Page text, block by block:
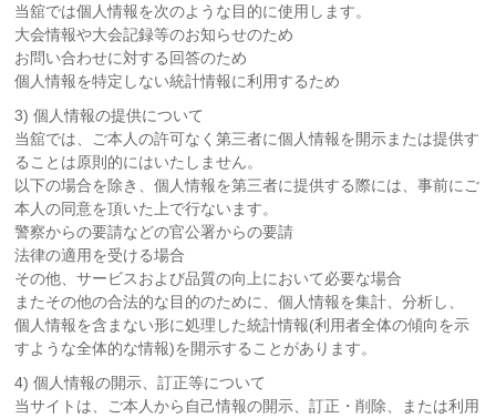
当舘では個人情報を次のような目的に使用します。
大会情報や大会記録等のお知らせのため
お問い合わせに対する回答のため
個人情報を特定しない統計情報に利用するため
3) 個人情報の提供について
当舘では、ご本人の許可なく第三者に個人情報を開示または提供す
ることは原則的にはいたしません。
以下の場合を除き、個人情報を第三者に提供する際には、事前にご
本人の同意を頂いた上で行ないます。
警察からの要請などの官公署からの要請
法律の適用を受ける場合
その他、サービスおよび品質の向上において必要な場合
またその他の合法的な目的のために、個人情報を集計、分析し、
個人情報を含まない形に処理した統計情報(利用者全体の傾向を示
すような全体的な情報)を開示することがあります。
4) 個人情報の開示、訂正等について
当サイトは、ご本人から自己情報の開示、訂正・削除、または利用